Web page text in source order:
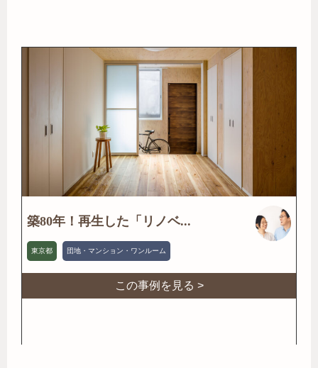
築80年！再生した「リノベ...
東京都 団地・マンション・ワンルーム
この事例を見る >